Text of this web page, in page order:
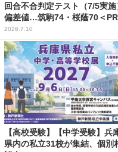
回合不合判定テスト（7/5実施
偏差値…筑駒74・桜蔭70＜PR
2026.7.10
【高校受験】【中学受験】兵
県内の私立31校が集結、個別